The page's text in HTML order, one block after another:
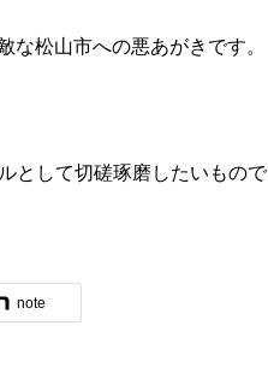
な松山市への悪あがきです。
して切磋琢磨したいもので
note